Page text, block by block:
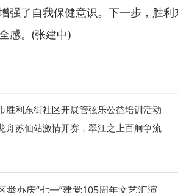
强了自我保健意识。下一步，胜
感。(张建中)
胜利东街社区开展管弦乐公益培训活动
舟苏仙站激情开赛，翠江之上百舸争流
举办庆“七一”建党105周年文艺汇演